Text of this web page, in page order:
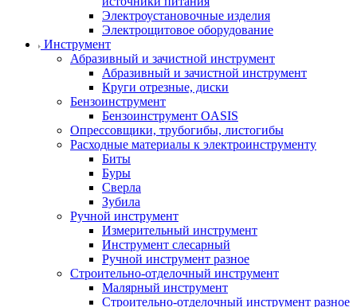
Электроустановочные изделия
Электрощитовое оборудование
Инструмент
Абразивный и зачистной инструмент
Абразивный и зачистной инструмент
Круги отрезные, диски
Бензоинструмент
Бензоинструмент OASIS
Опрессовщики, трубогибы, листогибы
Расходные материалы к электроинструменту
Биты
Буры
Сверла
Зубила
Ручной инструмент
Измерительный инструмент
Инструмент слесарный
Ручной инструмент разное
Строительно-отделочный инструмент
Малярный инструмент
Строительно-отделочный инструмент разное